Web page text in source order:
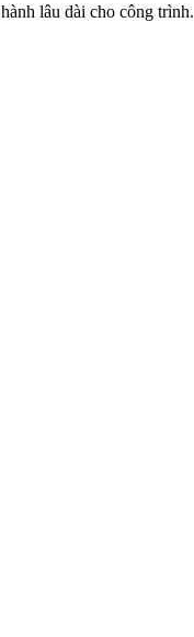
lâu dài cho công trình.